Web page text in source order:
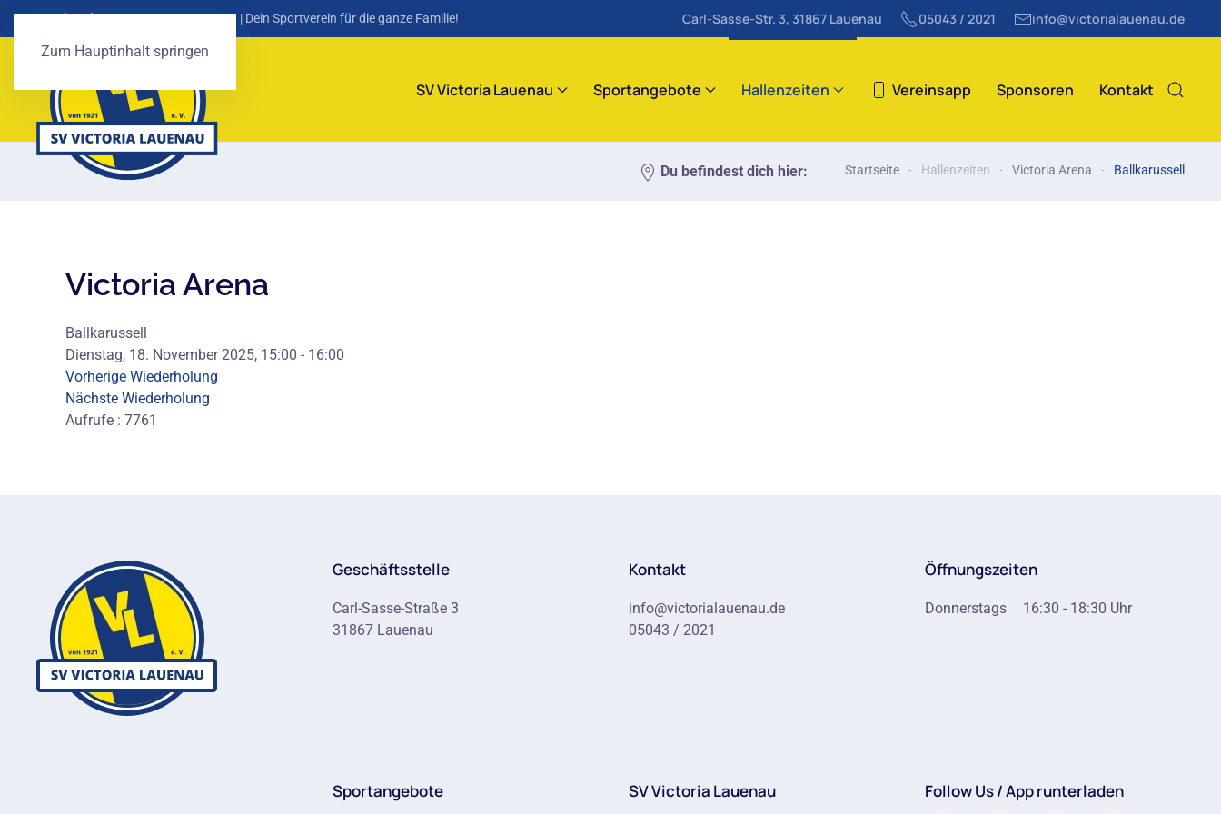
Zum Hauptinhalt springen
SV Victoria Lauenau von 1921 e. V. | Dein Sportverein für die ganze Familie! Carl-Sasse-Str. 3, 31867 Lauenau 05043 / 2021 info@victorialauenau.de
SV Victoria Lauenau Sportangebote Hallenzeiten Vereinsapp Sponsoren Kontakt
Du befindest dich hier: Startseite Hallenzeiten Victoria Arena Ballkarussell
Victoria Arena
Ballkarussell
Dienstag, 18. November 2025, 15:00 - 16:00
Vorherige Wiederholung
Nächste Wiederholung
Aufrufe : 7761
Geschäftsstelle
Carl-Sasse-Straße 3
31867 Lauenau
Kontakt
info@victorialauenau.de
05043 / 2021
Öffnungszeiten
Donnerstags 16:30 - 18:30 Uhr
Sportangebote SV Victoria Lauenau Follow Us / App runterladen